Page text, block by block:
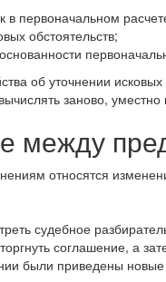
в первоначальном
обстоятельств;
об уточнении
заново, уместно
между
относятся
судебное
соглашение, а
были приведены новые